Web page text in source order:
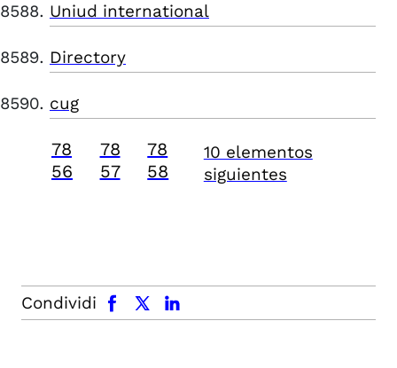
Uniud international
Directory
cug
78
56
78
57
78
58
10 elementos
siguientes
Condividi
facebook x.com linkedin